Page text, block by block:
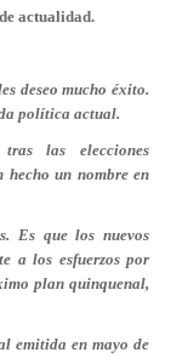
actualidad.
deseo mucho éxito.
política actual.
las elecciones
hecho un nombre en
Es que los nuevos
a los esfuerzos por
plan quinquenal,
emitida en mayo de